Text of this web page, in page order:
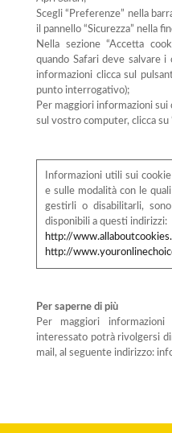
Scegli “Preferenze” nella
il pannello “Sicurezza” nella
Nella sezione “Accetta
quando Safari deve salvare
informazioni clicca sul
punto interrogativo);
Per maggiori informazioni
sul vostro computer, clicca su
Informazioni utili sui cookie
e sulle modalità con le quali
gestirli o disabilitarli, sono
disponibili a questi indirizzi:
http://
http://
Per saperne di più
Per maggiori informazioni
interessato potrà rivolgersi
mail, al seguente indirizzo: